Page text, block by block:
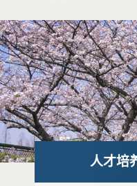
人才培